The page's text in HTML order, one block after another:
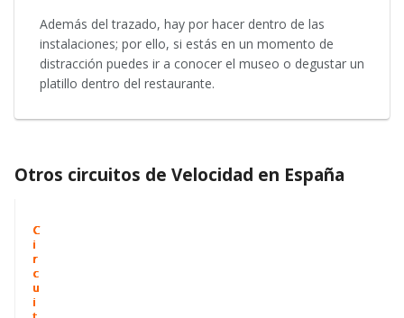
Además del trazado, hay por hacer dentro de las
instalaciones; por ello, si estás en un momento de
distracción puedes ir a conocer el museo o degustar un
platillo dentro del restaurante.
Otros circuitos de Velocidad en España
C
i
r
c
u
i
C
i
r
c
u
i
C
i
r
c
u
i
C
i
r
c
u
i